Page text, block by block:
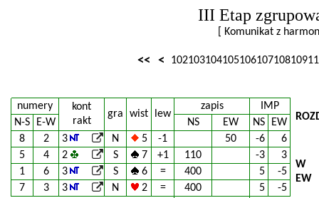
III Etap
[ Komunikat z
<< < 102103104105106107108109
numery
kont
rakt
gra wist lew
zapis
IMP
N-S
E-W NS EW NS
EW
8
2 3 N 5 -1 50 -6
6
5
4 2 S 7 +1 110 -3
3
1
6 3 S 6 = 400 5
-5
7
3 3 N 2 = 400 5 -5
W
EW